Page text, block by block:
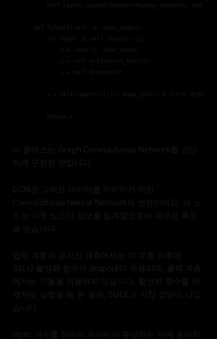
self.layers.append(GCNConv(hidden_channels,
    def forward(self, x, edge_index):
        for layer in self.layers[:-1]:
            x = layer(x, edge_index)
            x = self.activation_func(x)
            x = self.dropout(x)
x = self.layers[-1](x, edge_index) # 마지막 계층에서
        return x
이 클래스는 Graph Convolutional Network를 간단
하게 구현한 것입니다.
GCN은 그래프 데이터를 처리하기 위한
Convolutional Neural Network의 변형이에요. 각 노
드는 이웃 노드의 정보를 집계함으로써 새로운 특성
을 얻습니다.
입력 계층과 숨겨진 계층에서는 각 계층 이후에
SELU 활성화 함수와 dropout이 적용되며, 출력 계층
에서는 이들을 적용하지 않습니다. 활성화 함수를 이
것저것 실험을 해 본 결과, SULE가 가장 성능이 나았
습니다.
layer 개수를 하이퍼 파라미터 튜닝하는 데에 용이하